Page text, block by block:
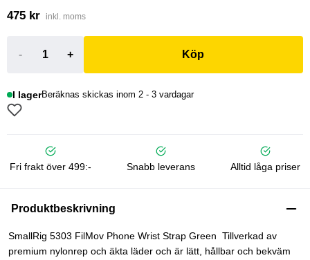
475 kr inkl. moms
- + Köp
I lagerBeräknas skickas inom 2 - 3 vardagar
Fri frakt över 499:- Snabb leverans Alltid låga priser
Produktbeskrivning
SmallRig 5303 FilMov Phone Wrist Strap Green Tillverkad av
premium nylonrep och äkta läder och är lätt, hållbar och bekväm